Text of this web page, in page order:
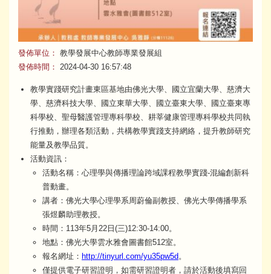
發佈單位： 教學發展中心教師專業發展組
發佈時間：
2024-04-30 16:57:48
教學實踐研究計畫東區基地由佛光大學、國立宜蘭大學、慈濟大
學、慈濟科技大學、國立東華大學、國立臺東大學、國立臺東專
科學校、聖母醫護管理專科學校、耕莘健康管理專科學校共同執
行推動，辦理各類活動，共構教學實踐支持網絡，提升教師研究
能量及教學品質。
活動資訊：
活動名稱：心理學與傳播理論跨域課程教學實踐-混編創新科
普動畫。
講者：佛光大學心理學系周蔚倫副教授、佛光大學傳播學系
張煜麟助理教授。
時間：113年5月22日(三)12:30-14:00。
地點：佛光大學雲水雅會圖書館512室。
報名網址： http://tinyurl.com/yu35pw5d。
僅提供電子研習證明，如需研習證明者，請於活動後填寫回